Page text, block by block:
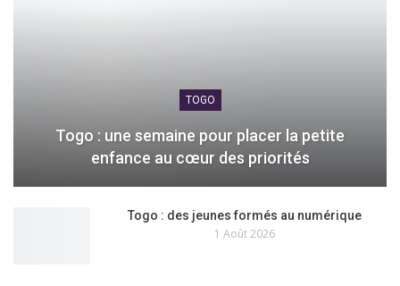
TOGO
Togo : une semaine pour placer la petite
enfance au cœur des priorités
Togo : des jeunes formés au numérique
1 Août 2026